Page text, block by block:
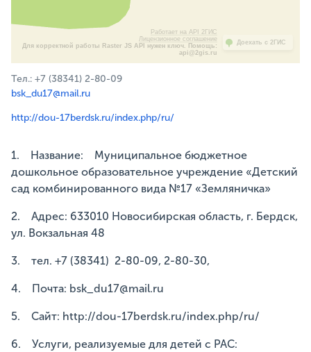
Работает на API 2ГИС
Лицензионное соглашение
Для корректной работы Raster JS API нужен ключ. Помощь:
api@2gis.ru
Доехать с 2ГИС
Тел.: +7 (38341) 2-80-09
bsk_du17@mail.ru
http://dou-17berdsk.ru/index.php/ru/
1. Название: Муниципальное бюджетное
дошкольное образовательное учреждение «Детский
сад комбинированного вида №17 «Земляничка»
2. Адрес: 633010 Новосибирская область, г. Бердск,
ул. Вокзальная 48
3. тел. +7 (38341) 2-80-09, 2-80-30,
4. Почта: bsk_du17@mail.ru
5. Сайт: http://dou-17berdsk.ru/index.php/ru/
6. Услуги, реализуемые для детей с РАС: